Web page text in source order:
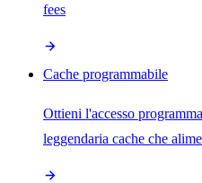
fees
Cache programmabile
Ottieni l'accesso
leggendaria cache che